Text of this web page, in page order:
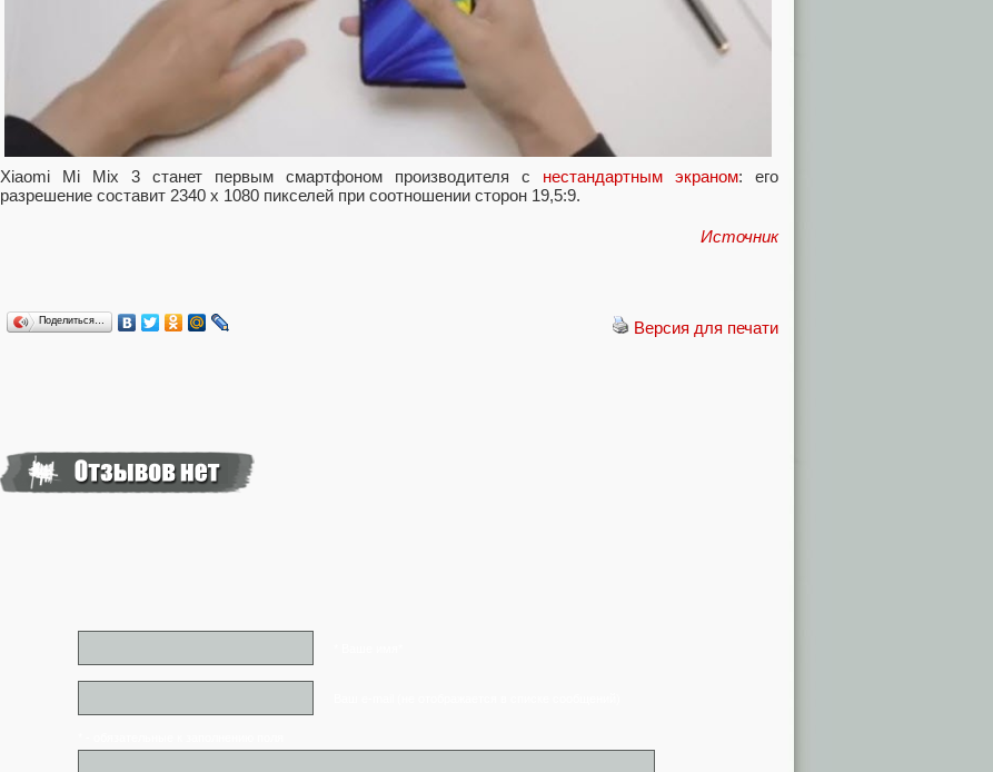
Xiaomi Mi Mix 3 станет первым смартфоном производителя с нестандартным экраном: его
разрешение составит 2340 х 1080 пикселей при соотношении сторон 19,5:9.
Источник
Версия для печати
Поделиться…